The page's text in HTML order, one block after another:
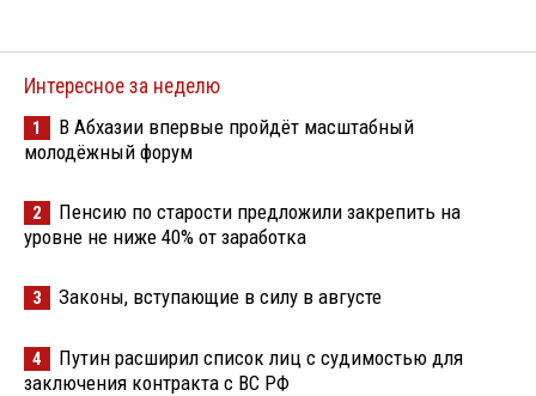
Интересное за неделю
1
В Абхазии впервые пройдёт масштабный
молодёжный форум
2
Пенсию по старости предложили закрепить на
уровне не ниже 40% от заработка
3 Законы, вступающие в силу в августе
4
Путин расширил список лиц с судимостью для
заключения контракта с ВС РФ